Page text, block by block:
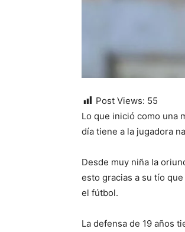
Post Views: 55
Lo que inició como una
día tiene a la jugadora
Desde muy niña la
esto gracias a su tío
el fútbol.
La defensa de 19 años